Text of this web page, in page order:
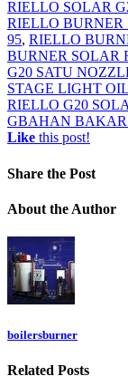
RIELLO SOLAR
RIELLO BURNER
95, RIELLO
BURNER SOLAR
G20 SATU
STAGE LIGHT OIL
RIELLO G20
GBAHAN BAKAR
Like this post!
Share the Post
About the Author
boilersburner
Related Posts